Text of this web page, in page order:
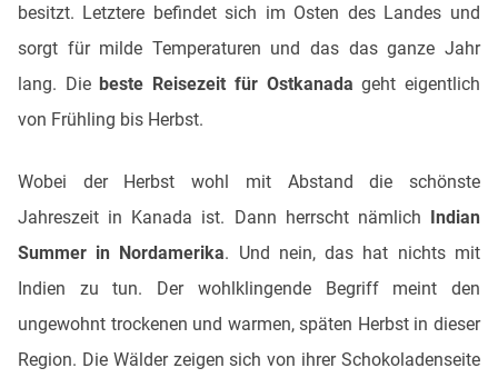
besitzt. Letztere befindet sich im Osten des Landes und
sorgt für milde Temperaturen und das das ganze Jahr
lang. Diebeste Reisezeit für Ostkanada geht eigentlich
von Frühling bis Herbst.
Wobei der Herbst wohl mit Abstand die schönste
Jahreszeit in Kanada ist. Dann herrscht nämlich Indian
Summer in Nordamerika. Und nein, das hat nichts mit
Indien zu tun. Der wohlklingende Begriff meint den
ungewohnt trockenen und warmen, späten Herbst in dieser
Region. Die Wälder zeigen sich von ihrer Schokoladenseite